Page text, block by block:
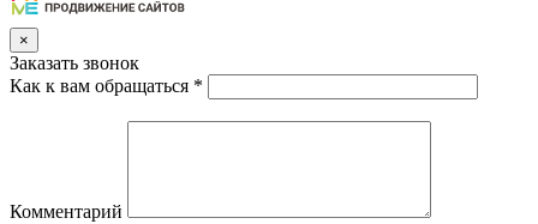
×
Заказать звонок
Как к вам обращаться *
Комментарий